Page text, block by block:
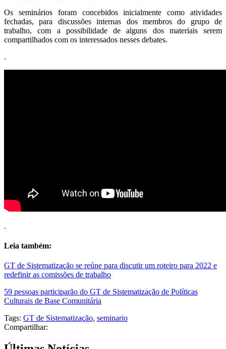
Os seminários foram concebidos inicialmente como atividades
fechadas, para discussões internas dos membros do grupo de
trabalho, com a possibilidade de alguns dos materiais serem
compartilhados com os interessados ​​nesses debates.
.
.
Leia também:
GT de Sistematização se reúne para discutir um roteiro para 2022 e
redefinir as comissões de trabalho
59 pessoas participarão do GT de Sistematização de Políticas
Culturais de Base Comunitária
Tags: GT de Sistematização, seminario
Compartilhar: